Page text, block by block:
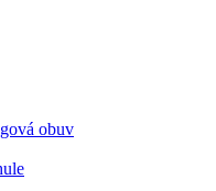
obuv